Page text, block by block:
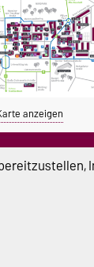
anzeigen
und Unterstützung